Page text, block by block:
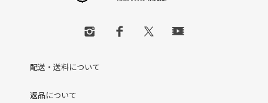
配送・送料について
返品について